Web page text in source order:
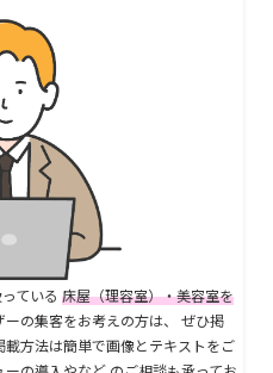
ている 床屋（理容室）・美容室を
ーの集客をお考えの方は、 ぜひ掲
方法は簡単で画像とテキストをご